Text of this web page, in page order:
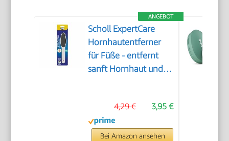
ANGEBOT
Scholl ExpertCare
Hornhautentferner
für Füße - entfernt
sanft Hornhaut und
Reibefläche, effektive
Fußpflege für sofort
weiche Füße,
3,95 €
4,29 €
Bei Amazon ansehen